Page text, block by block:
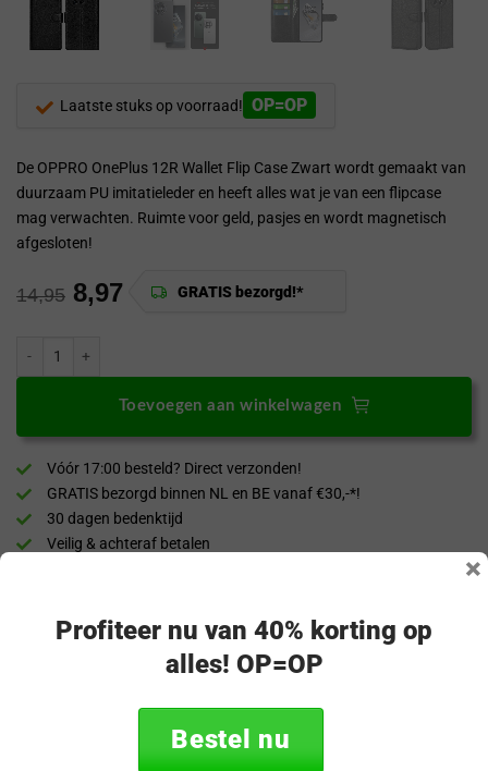
Laatste stuks op voorraad! OP=OP
De OPPRO OnePlus 12R Wallet Flip Case Zwart wordt gemaakt van
duurzaam PU imitatieleder en heeft alles wat je van een flipcase
mag verwachten. Ruimte voor geld, pasjes en wordt magnetisch
afgesloten!
GRATIS bezorgd!*
14,95 8,97
Toevoegen aan winkelwagen
Vóór 17:00 besteld? Direct verzonden!
GRATIS bezorgd binnen NL en BE vanaf €30,-*!
30 dagen bedenktijd
Veilig & achteraf betalen
Verzending & retourneren
Profiteer nu van 40% korting op
alles! OP=OP
Bestel nu
×